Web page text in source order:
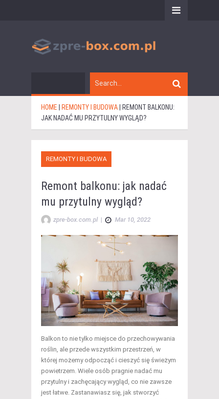
HOME REMONTY I BUDOWA
REMONT BALKONU:
JAK NADAĆ MU PRZYTULNY WYGLĄD?
REMONTY I BUDOWA
Remont balkonu: jak nadać
mu przytulny wygląd?
zpre-box.com.pl | Mar 10, 2022
Balkon to nie tylko miejsce do przechowywania
roślin, ale przede wszystkim przestrzeń, w
której możemy odpocząć i cieszyć się świeżym
powietrzem. Wiele osób pragnie nadać mu
przytulny i zachęcający wygląd, co nie zawsze
jest łatwe. Zastanawiasz się, jak stworzyć